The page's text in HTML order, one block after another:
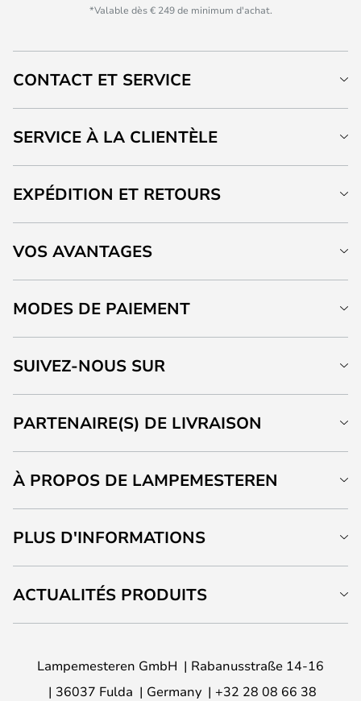
*Valable dès € 249 de minimum d'achat.
CONTACT ET SERVICE
SERVICE À LA CLIENTÈLE
EXPÉDITION ET RETOURS
VOS AVANTAGES
MODES DE PAIEMENT
SUIVEZ-NOUS SUR
PARTENAIRE(S) DE LIVRAISON
À PROPOS DE LAMPEMESTEREN
PLUS D'INFORMATIONS
ACTUALITÉS PRODUITS
Lampemesteren GmbH
Rabanusstraße 14-16
36037 Fulda
Germany +32 28 08 66 38